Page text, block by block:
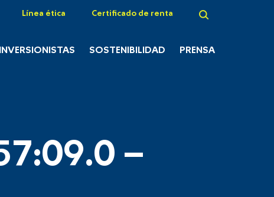
Línea ética Certificado de renta
SOSTENIBILIDAD PRENSA
–